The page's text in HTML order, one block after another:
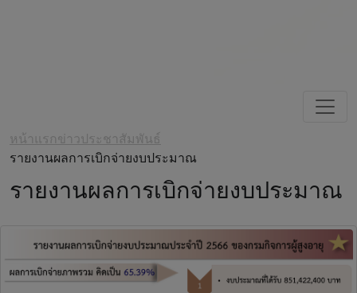
หน้าแรกข่าวประชาสัมพันธ์
รายงานผลการเบิกจ่ายงบประมาณ
รายงานผลการเบิกจ่ายงบประมาณ